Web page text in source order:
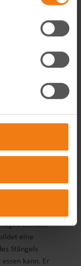
und
die man je
kann.
nach sechs
Du solltest
zu
Gemüse
eine
Stängels
kann. Er